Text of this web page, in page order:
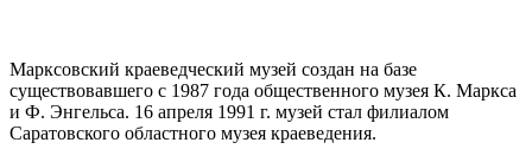
Марксовский краеведческий музей создан на базе
существовавшего с 1987 года общественного музея К. Маркса
и Ф. Энгельса. 16 апреля 1991 г. музей стал филиалом
Саратовского областного музея краеведения.